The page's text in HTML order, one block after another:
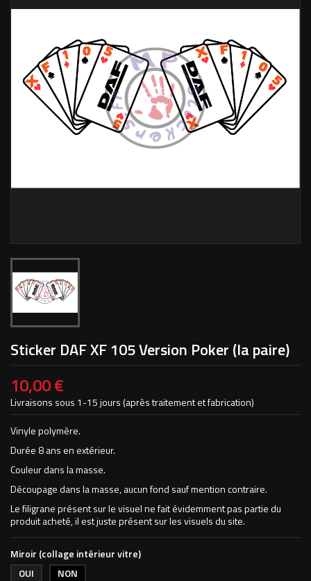
Sticker DAF XF 105 Version Poker (la paire)
10,00 €
Livraisons sous 1-15 jours (après traitement et fabrication)
Vinyle polymère.
Durée 8 ans en extérieur.
Couleur dans la masse.
Découpage dans la masse, aucun fond sauf mention contraire.
Le filigrane présent sur le visuel ne fait évidemment pas partie du
produit acheté, il est juste présent sur les visuels du site.
Miroir (collage intérieur vitre)
OUI
NON